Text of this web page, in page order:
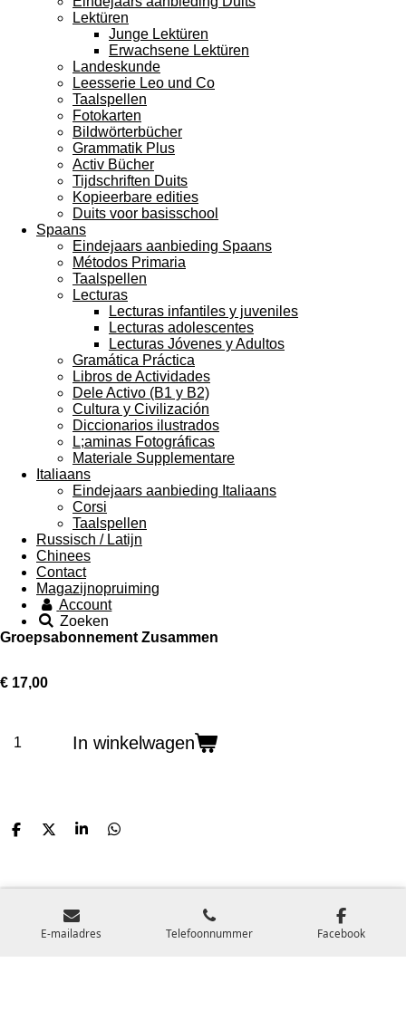
Lektüren
Junge Lektüren
Erwachsene Lektüren
Landeskunde
Leesserie Leo und Co
Taalspellen
Fotokarten
Bildwörterbücher
Grammatik Plus
Activ Bücher
Tijdschriften Duits
Kopieerbare edities
Duits voor basisschool
Spaans
Eindejaars aanbieding Spaans
Métodos Primaria
Taalspellen
Lecturas
Lecturas infantiles y juveniles
Lecturas adolescentes
Lecturas Jóvenes y Adultos
Gramática Práctica
Libros de Actividades
Dele Activo (B1 y B2)
Cultura y Civilización
Diccionarios ilustrados
L;aminas Fotográficas
Materiale Supplementare
Italiaans
Eindejaars aanbieding Italiaans
Corsi
Taalspellen
Russisch / Latijn
Chinees
Contact
Magazijnopruiming
Account
Zoeken
Groepsabonnement Zusammen
€ 17,00
In winkelwagen
D
D
S
D
E-mailadres Telefoonnummer Facebook